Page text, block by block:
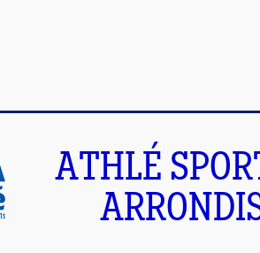
ATHLÉ